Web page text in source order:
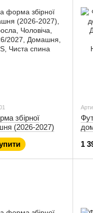
збірної
(2026-2027)
1